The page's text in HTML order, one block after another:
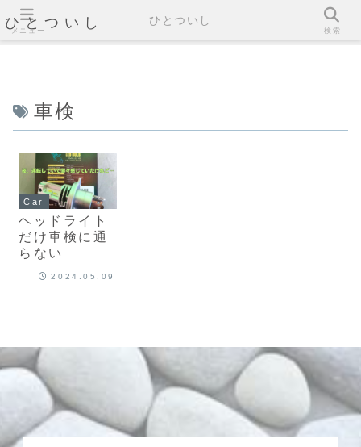
ひとついし
車検
Car
ヘッドライト
だけ車検に通
らない
2024.05.09
メニュー
ひとついし
検索